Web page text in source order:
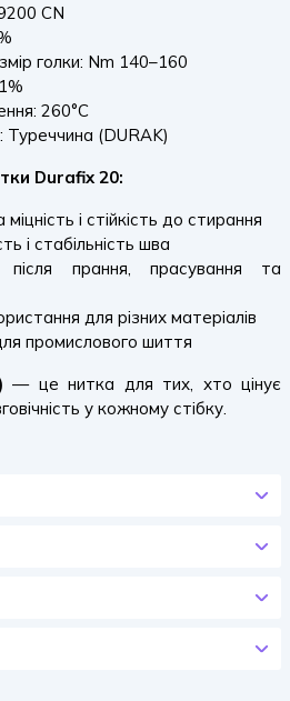
CN
голки: Nm 140–160
260°C
Туреччина (DURAK)
Durafix 20:
і стійкість до стирання
і стабільність шва
після прання, прасування та
для різних матеріалів
промислового шиття
— це нитка для тих, хто цінує
у кожному стібку.